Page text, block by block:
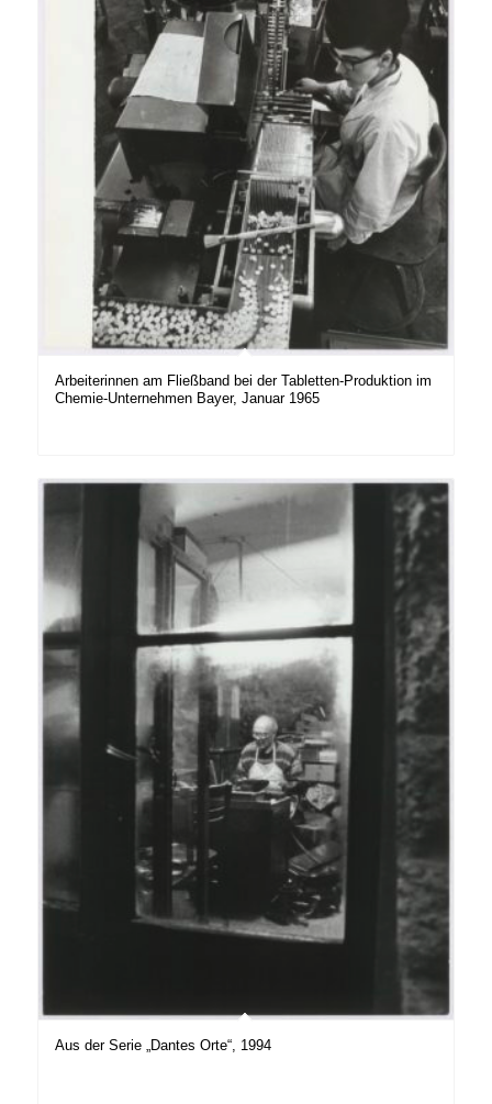
Arbeiterinnen am Fließband bei der Tabletten-Produktion im
Chemie-Unternehmen Bayer, Januar 1965
Aus der Serie „Dantes Orte“, 1994